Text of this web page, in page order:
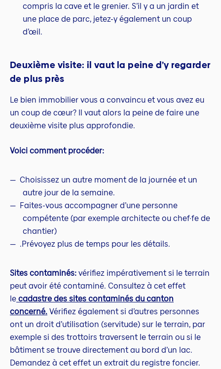
compris la cave et le grenier. S’il y a un jardin et
une place de parc, jetez-y également un coup
d’œil.
Deuxième visite: il vaut la peine d’y regarder
de plus près
Le bien immobilier vous a convaincu et vous avez eu
un coup de cœur? Il vaut alors la peine de faire une
deuxième visite plus approfondie.
Voici comment procéder:
Choisissez un autre moment de la journée et un
autre jour de la semaine.
Faites-vous accompagner d’une personne
compétente (par exemple architecte ou chef·fe de
chantier)
.Prévoyez plus de temps pour les détails.
Sites contaminés:vérifiez impérativement si le terrain
peut avoir été contaminé. Consultez à cet effet
lecadastre des sites contaminés du canton
concerné.Vérifiez également si d’autres personnes
ont un droit d’utilisation (servitude) sur le terrain, par
exemple si des trottoirs traversent le terrain ou si le
bâtiment se trouve directement au bord d’un lac.
Demandez à cet effet un extrait du registre foncier.